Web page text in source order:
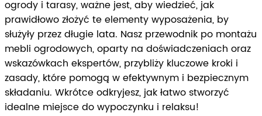
ogrody i tarasy, ważne jest, aby wiedzieć, jak
prawidłowo złożyć te elementy wyposażenia, by
służyły przez długie lata. Nasz przewodnik po montażu
mebli ogrodowych, oparty na doświadczeniach oraz
wskazówkach ekspertów, przybliży kluczowe kroki i
zasady, które pomogą w efektywnym i bezpiecznym
składaniu. Wkrótce odkryjesz, jak łatwo stworzyć
idealne miejsce do wypoczynku i relaksu!